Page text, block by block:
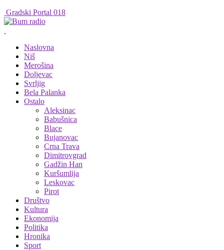
Gradski Portal 018
Naslovna
Niš
Merošina
Doljevac
Svrljig
Bela Palanka
Ostalo
Aleksinac
Babušnica
Blace
Bujanovac
Crna Trava
Dimitrovgrad
Gadžin Han
Kuršumlija
Leskovac
Pirot
Društvo
Kultura
Ekonomija
Politika
Hronika
Sport